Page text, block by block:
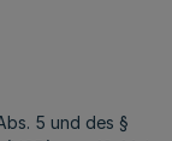
5 und des §